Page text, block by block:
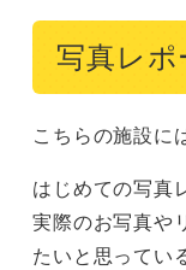
写真レポ
こちらの施設に
はじめての写真
実際のお写真や
たいと思ってい